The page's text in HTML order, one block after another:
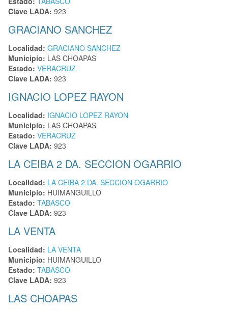
Clave LADA: 923
GRACIANO SANCHEZ
Localidad: GRACIANO SANCHEZ
Municipio: LAS CHOAPAS
Estado: VERACRUZ
Clave LADA: 923
IGNACIO LOPEZ RAYON
Localidad: IGNACIO LOPEZ RAYON
Municipio: LAS CHOAPAS
Estado: VERACRUZ
Clave LADA: 923
LA CEIBA 2 DA. SECCION OGARRIO
Localidad: LA CEIBA 2 DA. SECCION OGARRIO
Municipio: HUIMANGUILLO
Estado: TABASCO
Clave LADA: 923
LA VENTA
Localidad: LA VENTA
Municipio: HUIMANGUILLO
Estado: TABASCO
Clave LADA: 923
LAS CHOAPAS